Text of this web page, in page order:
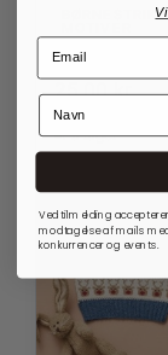
BØRNESTRIK
Bluse med
25,00kr.
På lager
Ved tilmelding
modtagelse af mails
konkurrencer og events.